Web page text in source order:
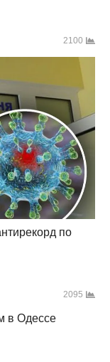
2100
по
2095
в Одессе